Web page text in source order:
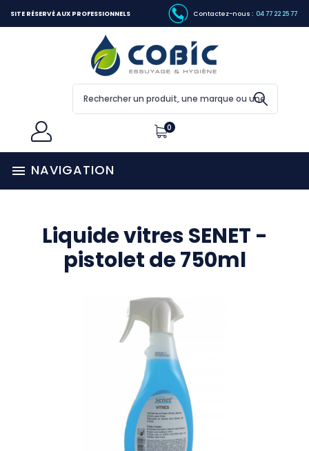
SITE RÉSERVÉ AUX PROFESSIONNELS Contactez-nous : 04 77 22 25 77
0
 NAVIGATION
Liquide vitres SENET -
pistolet de 750ml